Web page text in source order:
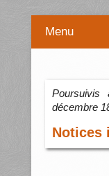
Menu
décembre
Notices